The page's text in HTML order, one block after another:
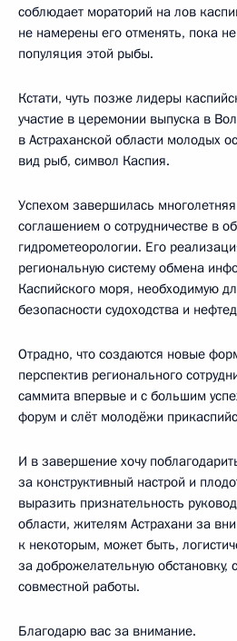
соблюдает мораторий на лов
не намерены его отменять, пока не
популяция этой рыбы.
Кстати, чуть позже лидеры
участие в церемонии выпуска в
в Астраханской области молодых
вид рыб, символ Каспия.
Успехом завершилась
соглашением о сотрудничестве в
гидрометеорологии. Его
региональную систему обмена
Каспийского моря, необходимую
безопасности судоходства и
Отрадно, что создаются новые
перспектив регионального
саммита впервые и с большим
форум и слёт молодёжи
И в завершение хочу
за конструктивный настрой и
выразить признательность
области, жителям Астрахани за
к некоторым, может быть,
за доброжелательную обстановку,
совместной работы.
Благодарю вас за внимание.